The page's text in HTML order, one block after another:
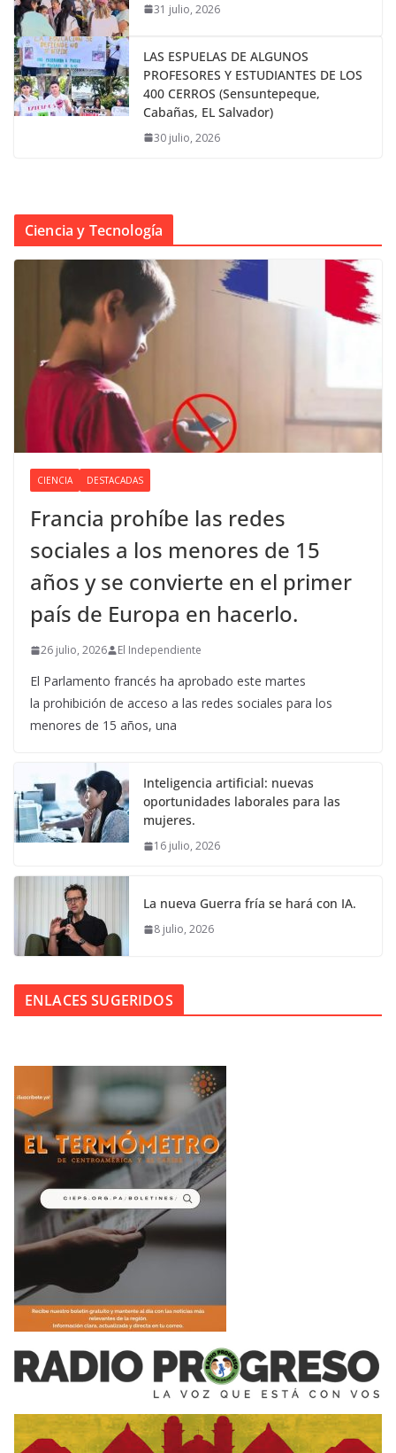
31 julio, 2026
LAS ESPUELAS DE ALGUNOS
PROFESORES Y ESTUDIANTES DE LOS
400 CERROS (Sensuntepeque,
Cabañas, EL Salvador)
30 julio, 2026
Ciencia y Tecnología
CIENCIA DESTACADAS
Francia prohíbe las redes
sociales a los menores de 15
años y se convierte en el primer
país de Europa en hacerlo.
26 julio, 2026 El Independiente
El Parlamento francés ha aprobado este martes
la prohibición de acceso a las redes sociales para los
menores de 15 años, una
Inteligencia artificial: nuevas
oportunidades laborales para las
mujeres.
16 julio, 2026
La nueva Guerra fría se hará con IA.
8 julio, 2026
ENLACES SUGERIDOS